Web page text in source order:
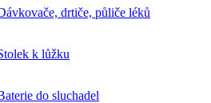
drtiče, půliče léků
k lůžku
do sluchadel